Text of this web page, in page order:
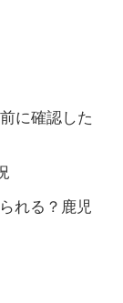
に確認した
れる？鹿児